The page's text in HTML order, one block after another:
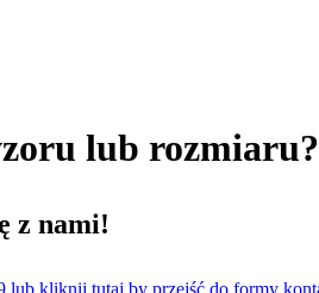
lub rozmiaru?
z nami!
lub kliknij tutaj by przejść do formy